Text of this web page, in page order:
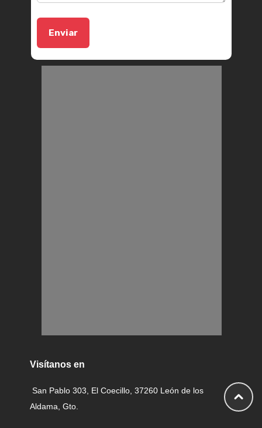
Visítanos en
San Pablo 303, El Coecillo, 37260 León de los
Aldama, Gto.